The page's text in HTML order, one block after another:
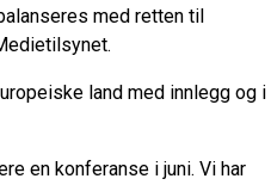
med retten til
land med innlegg og i
en konferanse i juni. Vi har